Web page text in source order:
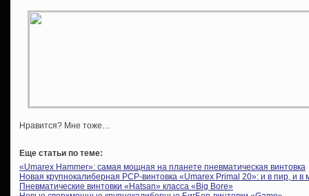
Нравится? Мне тоже…
Еще статьи по теме:
«Umarex Hammer»: самая мощная на планете пневматическая винтовка
Новая крупнокалиберная PCP-винтовка «Umarex Primal 20»: и в пир, и в
Пневматические винтовки «Hatsan» класса «Big Bore»